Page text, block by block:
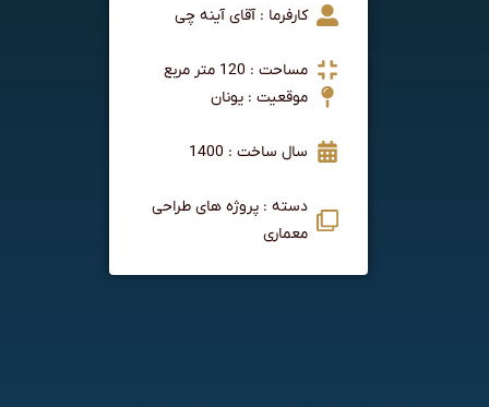
کارفرما : آقای آینه چی
مساحت : 120 متر مربع
موقعیت : یونان
سال ساخت : 1400
دسته : پروژه های طراحی
معماری